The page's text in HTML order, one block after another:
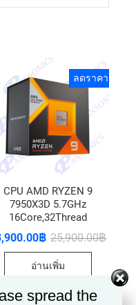
ลดราคา!
CPU AMD RYZEN 9
7950X3D 5.7GHz
16Core,32Thread
25,900.00฿
฿
อ่านเพิ่ม
spread the